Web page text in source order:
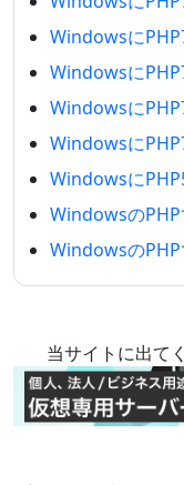
Windowsに
Windowsに
Windowsに
Windowsに
Windowsに
Windowsの
Windowsの
当サイトに出て